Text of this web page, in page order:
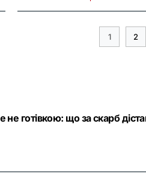
1 2
не готівкою: що за скарб